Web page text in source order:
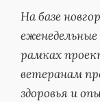
На базе
рамках
ветеранам
здоровья и